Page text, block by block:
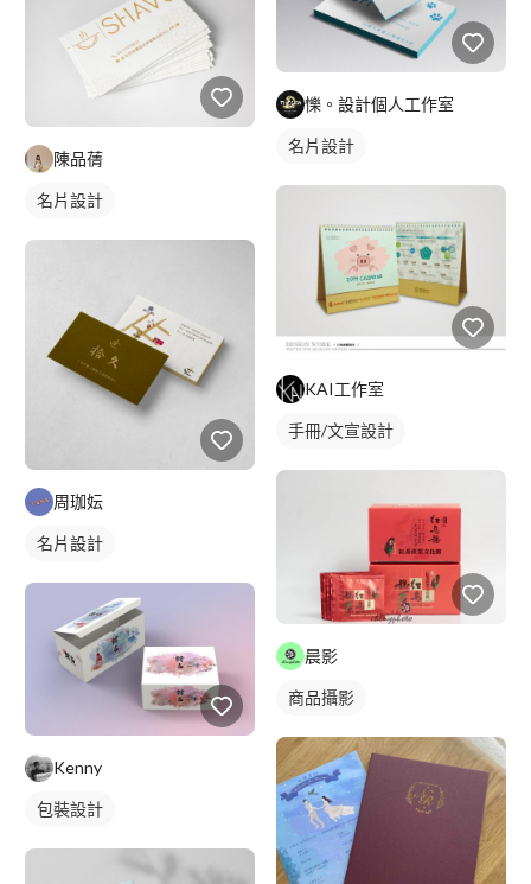
陳品蒨
名片設計
周珈妘
名片設計
Kenny
包裝設計
㦡。設計個人工作室
名片設計
KAI工作室
手冊/文宣設計
晨影
商品攝影